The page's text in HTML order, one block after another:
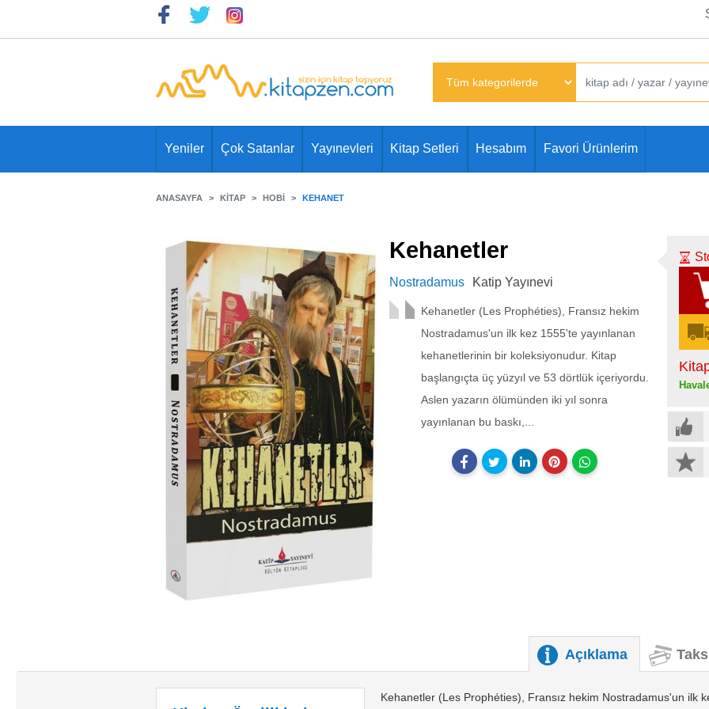
Yeniler Çok Satanlar Yayınevleri Kitap Setleri Hesabım Favori Ürünlerim
ANASAYFA KITAP HOBI KEHANET
Kehanetler
Nostradamus Katip Yayınevi
Kehanetler (Les Prophéties), Fransız hekim
Nostradamus'un ilk kez 1555'te yayınlanan
kehanetlerinin bir koleksiyonudur. Kitap
başlangıçta üç yüzyıl ve 53 dörtlük içeriyordu.
Aslen yazarın ölümünden iki yıl sonra
yayınlanan bu baskı,...
Açıklama
Kehanetler (Les Prophéties), Fransız hekim Nostradamus'un ilk